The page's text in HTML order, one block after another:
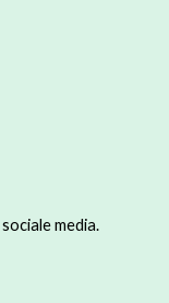
media.